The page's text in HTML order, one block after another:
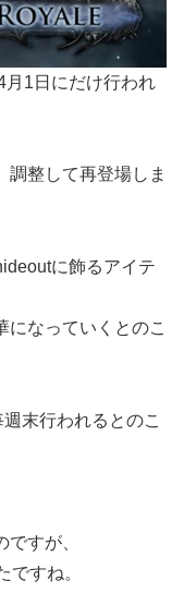
月1日にだけ行われ
調整して再登場しま
に飾るアイテ
になっていくとのこ
末行われるとのこ
すが、
ですね。